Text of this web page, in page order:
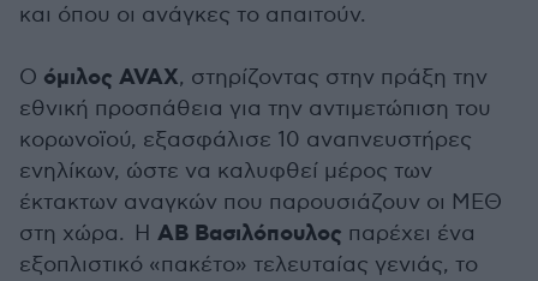
και όπου οι ανάγκες το απαιτούν.
Ο όμιλος AVAX, στηρίζοντας στην πράξη την
εθνική προσπάθεια για την αντιμετώπιση του
κορωνοϊού, εξασφάλισε 10 αναπνευστήρες
ενηλίκων, ώστε να καλυφθεί μέρος των
έκτακτων αναγκών που παρουσιάζουν οι ΜΕΘ
στη χώρα. Η ΑΒ Βασιλόπουλος παρέχει ένα
εξοπλιστικό «πακέτο» τελευταίας γενιάς, το